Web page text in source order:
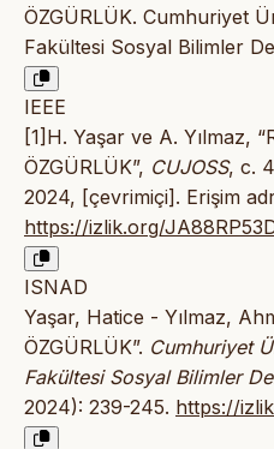
ÖZGÜRLÜK. Cumhuriyet
Fakültesi Sosyal Bilimler
IEEE
[1]H. Yaşar ve A. Yılmaz,
ÖZGÜRLÜK”, CUJOSS, c.
2024, [çevrimiçi]. Erişim
https://izlik.org/
ISNAD
Yaşar, Hatice - Yılmaz,
ÖZGÜRLÜK”. Cumhuriyet
Fakültesi Sosyal Bilimler
2024): 239-245. https://